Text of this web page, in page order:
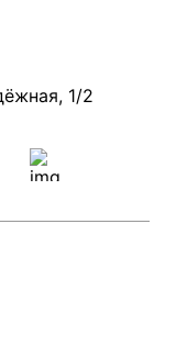
1/2